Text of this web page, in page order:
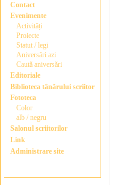
Contact
Evenimente
Activități
Proiecte
Statut / legi
Aniversări azi
Caută aniversări
Editoriale
Biblioteca tânărului scriitor
Fototeca
Color
alb / negru
Salonul scriitorilor
Link
Administrare site